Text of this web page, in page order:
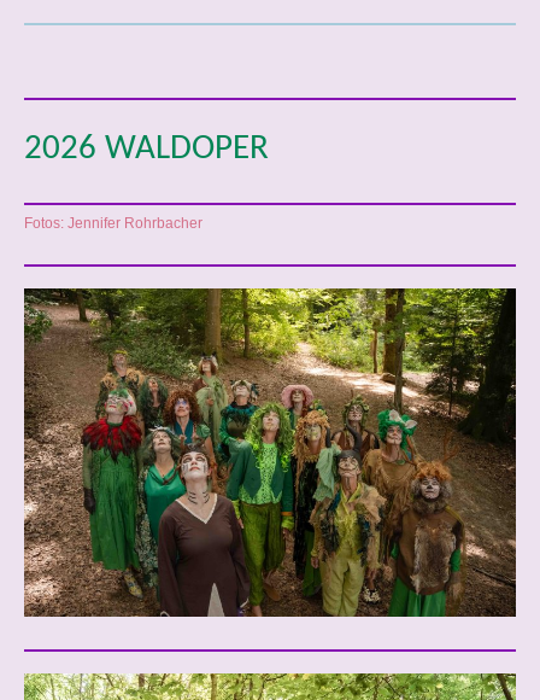
2026 WALDOPER
Fotos: Jennifer Rohrbacher